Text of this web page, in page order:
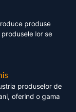
produse
lor se
produselor de
oferind o gama